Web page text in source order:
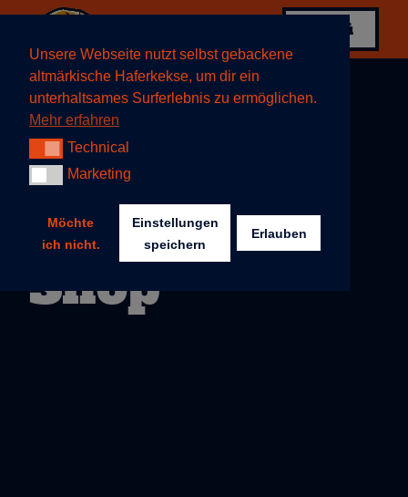
Menü
Menü
Shop
Unsere Webseite nutzt selbst gebackene
altmärkische Haferkekse, um dir ein
unterhaltsames Surferlebnis zu ermöglichen.
Mehr erfahren
TechnicalTechnical
MarketingMarketing
Möchte
ich nicht.
Einstellungen
speichern
Erlauben